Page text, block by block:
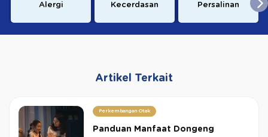
Alergi Kecerdasan Persalinan
Artikel Terkait
Perkembangan Otak
Panduan Manfaat Dongeng